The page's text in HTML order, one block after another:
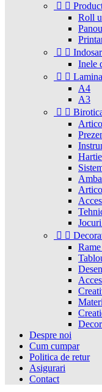
 
Roll
 
Inele
 
A4
A3
 
 
Despre noi
Cum cumpar
Politica de retur
Asigurari
Contact